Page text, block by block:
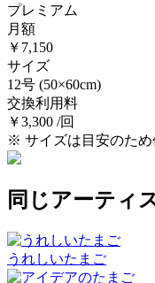
プレミアム
月額
￥7,150
サイズ
12号 (50×60cm)
交換利用料
￥3,300 /回
※ サイズは目安のため
同じアーティ
うれしいたまご